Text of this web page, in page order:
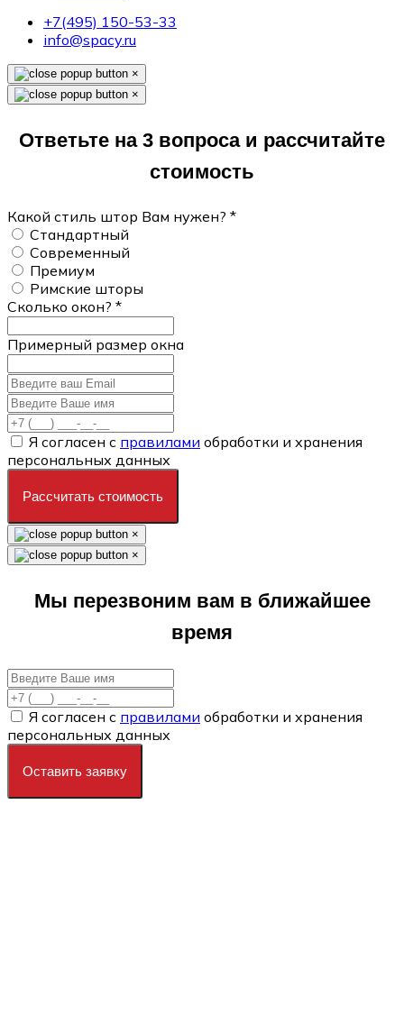
+7(495) 150-53-33
info@spacy.ru
×
×
Ответьте на 3 вопроса и рассчитайте
стоимость
Какой стиль штор Вам нужен? *
Стандартный
Современный
Премиум
Римские шторы
Сколько окон? *
Примерный размер окна
Я согласен с правилами обработки и хранения
персональных данных
Рассчитать стоимость
×
×
Мы перезвоним вам в ближайшее
время
Я согласен с правилами обработки и хранения
персональных данных
Оставить заявку